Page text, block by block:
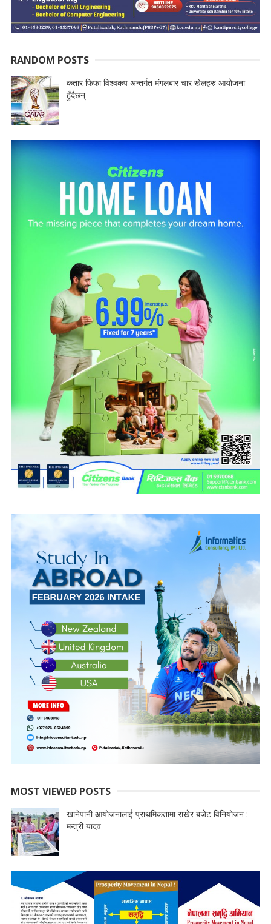
RANDOM POSTS
कतार फिफा विश्वकप अन्तर्गत मंगलबार चार खेलहरु आयोजना
हुँदैछन्
MOST VIEWED POSTS
खानेपानी आयोजनालाई प्राथमिकतामा राखेर बजेट विनियोजन :
मन्त्री यादव